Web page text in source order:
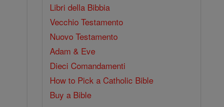
Libri della Bibbia
Vecchio Testamento
Nuovo Testamento
Adam & Eve
Dieci Comandamenti
How to Pick a Catholic Bible
Buy a Bible